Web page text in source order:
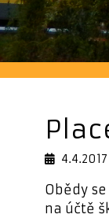
4.4.2017
Obědy
na účtě